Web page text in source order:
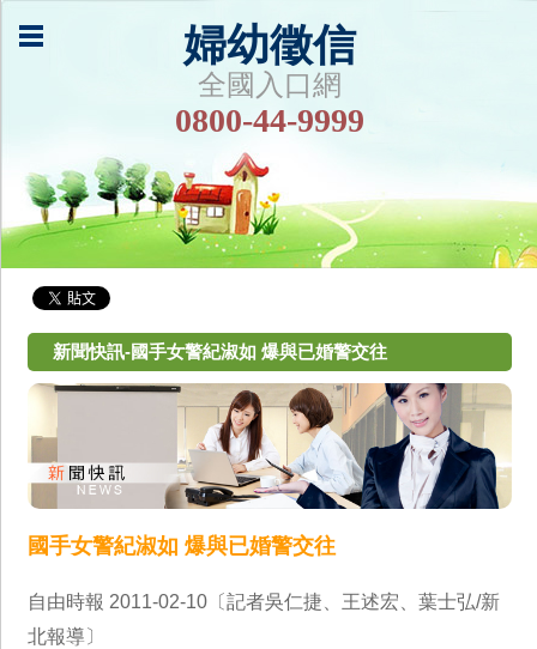
婦幼徵信
全國入口網
0800-44-9999
新聞快訊-國手女警紀淑如 爆與已婚警交往
國手女警紀淑如 爆與已婚警交往
自由時報 2011-02-10〔記者吳仁捷、王述宏、葉士弘/新
北報導〕